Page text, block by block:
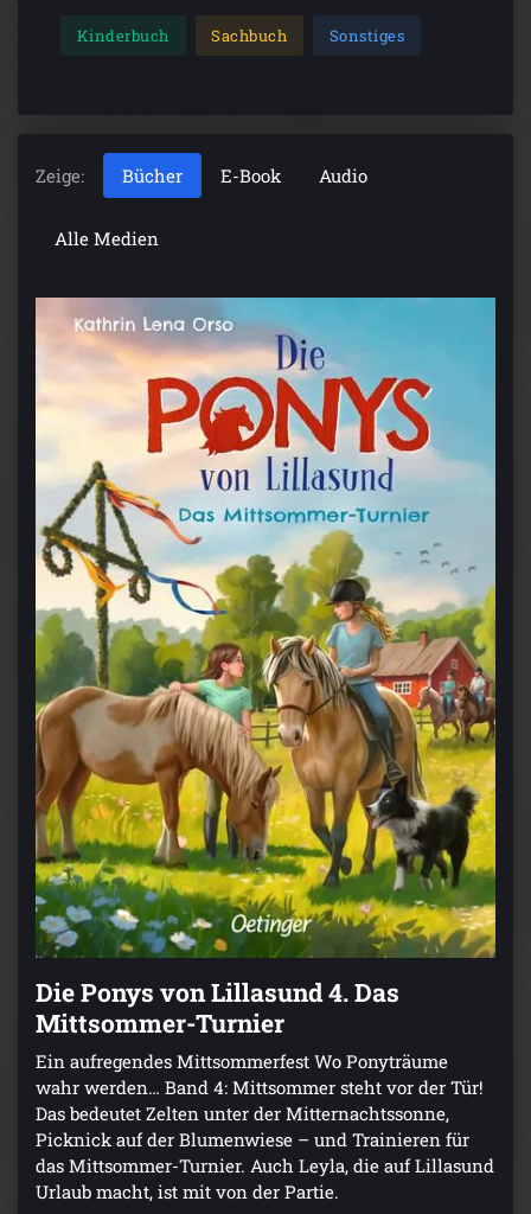
Kinderbuch Sachbuch Sonstiges
Zeige: Bücher E-Book Audio
Alle Medien
Die Ponys von Lillasund 4. Das
Mittsommer-Turnier
Ein aufregendes Mittsommerfest Wo Ponyträume
wahr werden… Band 4: Mittsommer steht vor der Tür!
Das bedeutet Zelten unter der Mitternachtssonne,
Picknick auf der Blumenwiese – und Trainieren für
das Mittsommer-Turnier. Auch Leyla, die auf Lillasund
Urlaub macht, ist mit von der Partie.